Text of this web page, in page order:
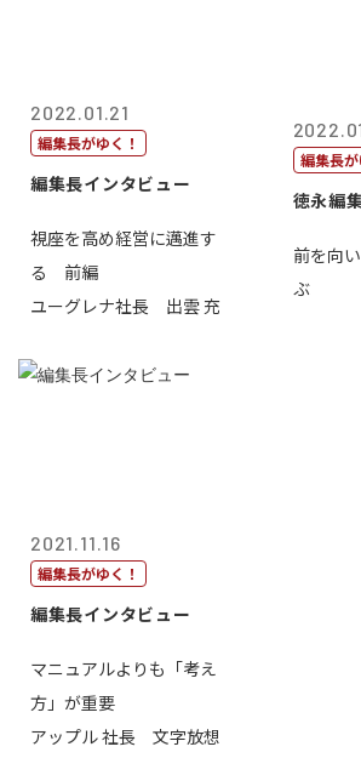
2022.01.21
編集長がゆく！
編集長インタビュー
視座を高め経営に邁進す
る 前編
ユーグレナ社長 出雲 充
編集長が
徳永編
前を向
ぶ
2021.11.16
編集長がゆく！
編集長インタビュー
マニュアルよりも「考え
方」が重要
アップル 社長 文字放想